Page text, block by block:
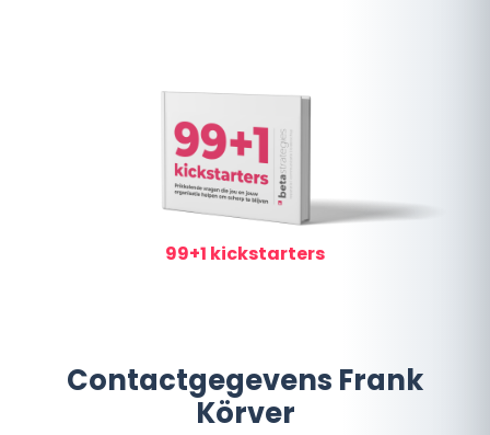
99+1 kickstarters
Contactgegevens Frank
Körver